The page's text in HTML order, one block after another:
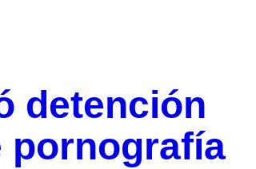
detención
pornografía